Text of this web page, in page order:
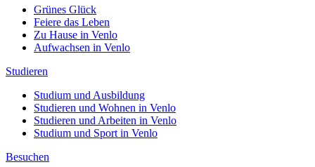
Grünes Glück
Feiere das Leben
Zu Hause in Venlo
Aufwachsen in Venlo
Studieren
Studium und Ausbildung
Studieren und Wohnen in Venlo
Studieren und Arbeiten in Venlo
Studium und Sport in Venlo
Besuchen